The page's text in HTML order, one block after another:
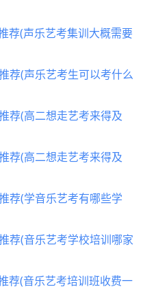
荐(声乐艺考集训大概需要
荐(声乐艺考生可以考什么
荐(高二想走艺考来得及
荐(高二想走艺考来得及
荐(学音乐艺考有哪些学
荐(音乐艺考学校培训哪家
荐(音乐艺考培训班收费一